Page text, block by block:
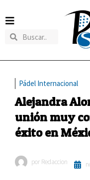
Pádel Internacional
Alejandra
unión muy
éxito en
por Redaccion